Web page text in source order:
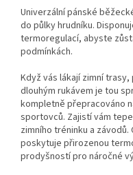
Univerzální pánské
do půlky hrudníku.
termoregulací, abyste
podmínkách.
Když vás lákají zimní
dlouhým rukávem je tou
kompletně přepracováno
sportovců. Zajistí vám
zimního tréninku a
poskytuje přirozenou
prodyšností pro náročné